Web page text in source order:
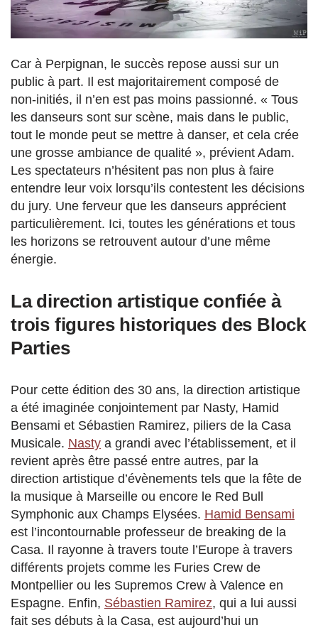
Car à Perpignan, le succès repose aussi sur un
public à part. Il est majoritairement composé de
non-initiés, il n’en est pas moins passionné. « Tous
les danseurs sont sur scène, mais dans le public,
tout le monde peut se mettre à danser, et cela crée
une grosse ambiance de qualité », prévient Adam.
Les spectateurs n’hésitent pas non plus à faire
entendre leur voix lorsqu’ils contestent les décisions
du jury. Une ferveur que les danseurs apprécient
particulièrement. Ici, toutes les générations et tous
les horizons se retrouvent autour d’une même
énergie.
La direction artistique confiée à
trois figures historiques des Block
Parties
Pour cette édition des 30 ans, la direction artistique
a été imaginée conjointement par Nasty, Hamid
Bensami et Sébastien Ramirez, piliers de la Casa
Musicale. Nasty a grandi avec l’établissement, et il
revient après être passé entre autres, par la
direction artistique d’évènements tels que la fête de
la musique à Marseille ou encore le Red Bull
Symphonic aux Champs Elysées. Hamid Bensami
est l’incontournable professeur de breaking de la
Casa. Il rayonne à travers toute l’Europe à travers
différents projets comme les Furies Crew de
Montpellier ou les Supremos Crew à Valence en
Espagne. Enfin, Sébastien Ramirez, qui a lui aussi
fait ses débuts à la Casa, est aujourd’hui un